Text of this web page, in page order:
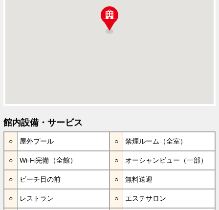
館内設備・サービス
屋外プール 禁煙ルーム（全室）
Wi-Fi完備（全館） オーシャンビュー（一部）
ビーチ目の前 無料送迎
レストラン エステサロン